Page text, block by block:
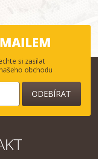
si zasílat
obchodu
ODEBÍRAT